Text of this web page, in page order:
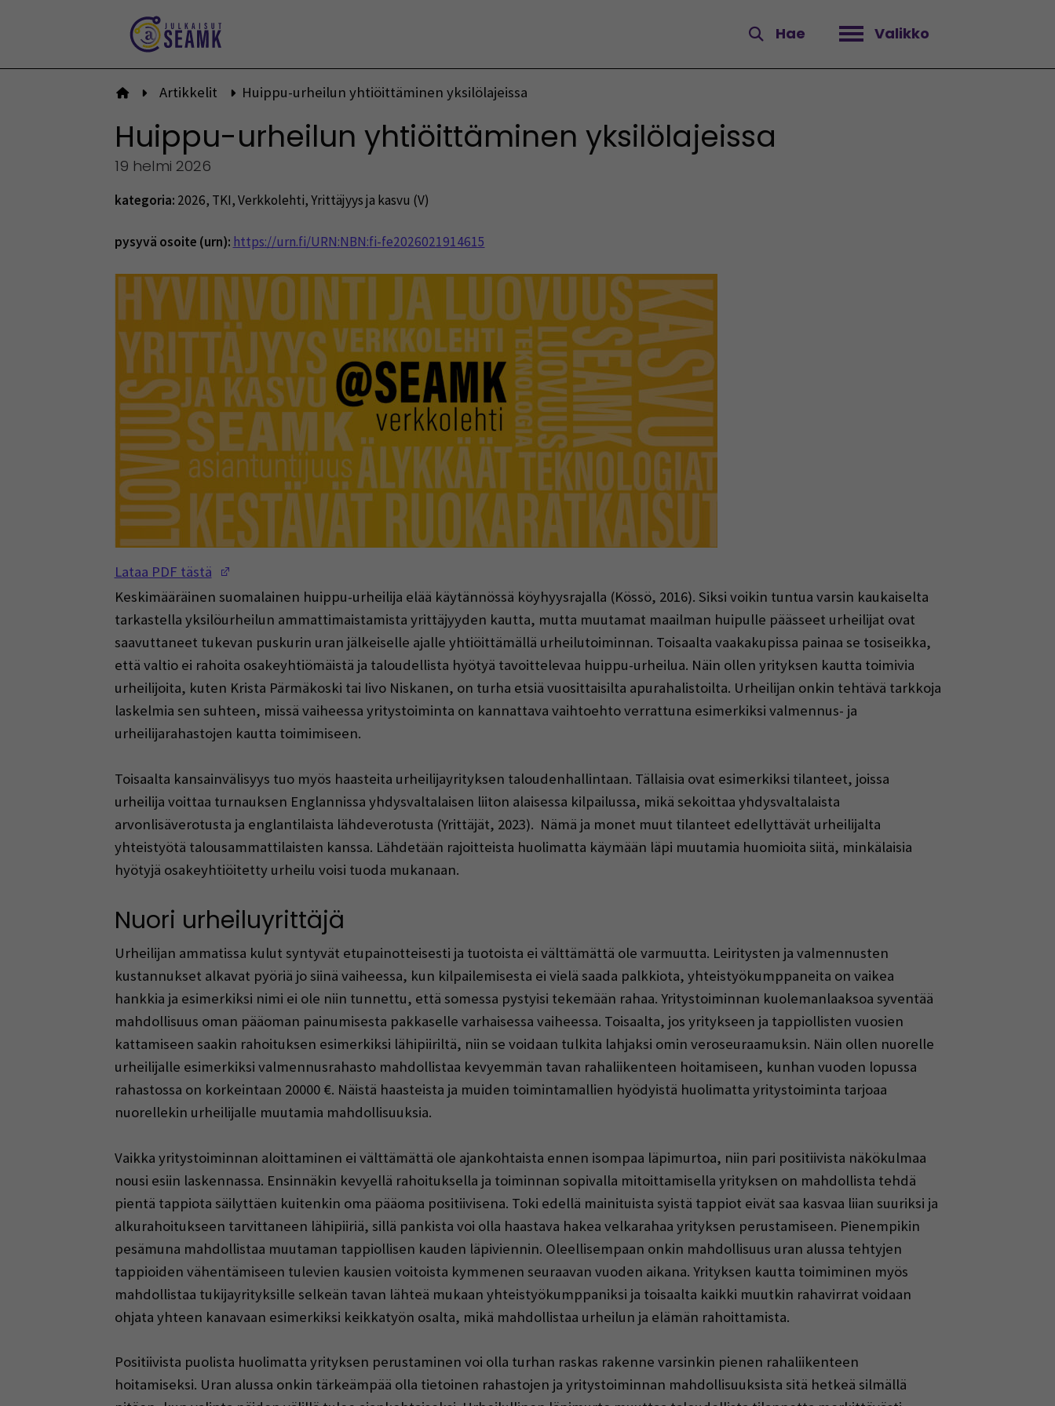
Hae Valikko
Avaa valikko
Etusivulle
Artikkelit Huippu-urheilun yhtiöittäminen yksilölajeissa
Huippu-urheilun yhtiöittäminen yksilölajeissa
19 helmi 2026
kategoria: 2026, TKI,Verkkolehti,Yrittäjyys ja kasvu (V)
pysyvä osoite (urn): https://urn.fi/URN:NBN:fi-fe2026021914615
Lataa PDF tästä
Keskimääräinen suomalainen huippu-urheilija elää käytännössä köyhyysrajalla (Kössö, 2016). Siksi voikin tuntua varsin kaukaiselta
tarkastella yksilöurheilun ammattimaistamista yrittäjyyden kautta, mutta muutamat maailman huipulle päässeet urheilijat ovat
saavuttaneet tukevan puskurin uran jälkeiselle ajalle yhtiöittämällä urheilutoiminnan. Toisaalta vaakakupissa painaa se tosiseikka,
että valtio ei rahoita osakeyhtiömäistä ja taloudellista hyötyä tavoittelevaa huippu-urheilua. Näin ollen yrityksen kautta toimivia
urheilijoita, kuten Krista Pärmäkoski tai Iivo Niskanen, on turha etsiä vuosittaisilta apurahalistoilta. Urheilijan onkin tehtävä tarkkoja
laskelmia sen suhteen, missä vaiheessa yritystoiminta on kannattava vaihtoehto verrattuna esimerkiksi valmennus- ja
urheilijarahastojen kautta toimimiseen.
Toisaalta kansainvälisyys tuo myös haasteita urheilijayrityksen taloudenhallintaan. Tällaisia ovat esimerkiksi tilanteet, joissa
urheilija voittaa turnauksen Englannissa yhdysvaltalaisen liiton alaisessa kilpailussa, mikä sekoittaa yhdysvaltalaista
arvonlisäverotusta ja englantilaista lähdeverotusta (Yrittäjät, 2023). Nämä ja monet muut tilanteet edellyttävät urheilijalta
yhteistyötä talousammattilaisten kanssa. Lähdetään rajoitteista huolimatta käymään läpi muutamia huomioita siitä, minkälaisia
hyötyjä osakeyhtiöitetty urheilu voisi tuoda mukanaan.
Nuori urheiluyrittäjä
Urheilijan ammatissa kulut syntyvät etupainotteisesti ja tuotoista ei välttämättä ole varmuutta. Leiritysten ja valmennusten
kustannukset alkavat pyöriä jo siinä vaiheessa, kun kilpailemisesta ei vielä saada palkkiota, yhteistyökumppaneita on vaikea
hankkia ja esimerkiksi nimi ei ole niin tunnettu, että somessa pystyisi tekemään rahaa. Yritystoiminnan kuolemanlaaksoa syventää
mahdollisuus oman pääoman painumisesta pakkaselle varhaisessa vaiheessa. Toisaalta, jos yritykseen ja tappiollisten vuosien
kattamiseen saakin rahoituksen esimerkiksi lähipiiriltä, niin se voidaan tulkita lahjaksi omin veroseuraamuksin. Näin ollen nuorelle
urheilijalle esimerkiksi valmennusrahasto mahdollistaa kevyemmän tavan rahaliikenteen hoitamiseen, kunhan vuoden lopussa
rahastossa on korkeintaan 20000 €. Näistä haasteista ja muiden toimintamallien hyödyistä huolimatta yritystoiminta tarjoaa
nuorellekin urheilijalle muutamia mahdollisuuksia.
Vaikka yritystoiminnan aloittaminen ei välttämättä ole ajankohtaista ennen isompaa läpimurtoa, niin pari positiivista näkökulmaa
nousi esiin laskennassa. Ensinnäkin kevyellä rahoituksella ja toiminnan sopivalla mitoittamisella yrityksen on mahdollista tehdä
pientä tappiota säilyttäen kuitenkin oma pääoma positiivisena. Toki edellä mainituista syistä tappiot eivät saa kasvaa liian suuriksi ja
alkurahoitukseen tarvittaneen lähipiiriä, sillä pankista voi olla haastava hakea velkarahaa yrityksen perustamiseen. Pienempikin
pesämuna mahdollistaa muutaman tappiollisen kauden läpiviennin. Oleellisempaan onkin mahdollisuus uran alussa tehtyjen
tappioiden vähentämiseen tulevien kausien voitoista kymmenen seuraavan vuoden aikana. Yrityksen kautta toimiminen myös
mahdollistaa tukijayrityksille selkeän tavan lähteä mukaan yhteistyökumppaniksi ja toisaalta kaikki muutkin rahavirrat voidaan
ohjata yhteen kanavaan esimerkiksi keikkatyön osalta, mikä mahdollistaa urheilun ja elämän rahoittamista.
Positiivista puolista huolimatta yrityksen perustaminen voi olla turhan raskas rakenne varsinkin pienen rahaliikenteen
hoitamiseksi. Uran alussa onkin tärkeämpää olla tietoinen rahastojen ja yritystoiminnan mahdollisuuksista sitä hetkeä silmällä